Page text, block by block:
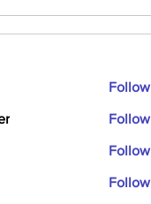
Follow
Follow
Follow
Follow